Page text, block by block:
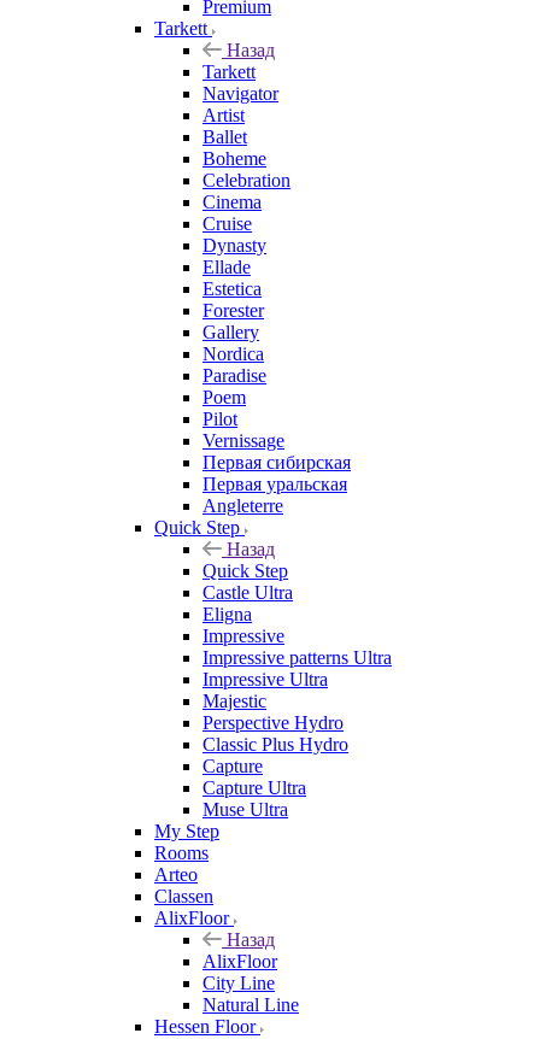
Premium
Tarkett
Назад
Tarkett
Navigator
Artist
Ballet
Boheme
Celebration
Cinema
Cruise
Dynasty
Ellade
Estetica
Forester
Gallery
Nordica
Paradise
Poem
Pilot
Vernissage
Первая сибирская
Первая уральская
Angleterre
Quick Step
Назад
Quick Step
Castle Ultra
Eligna
Impressive
Impressive patterns Ultra
Impressive Ultra
Majestic
Perspective Hydro
Classic Plus Hydro
Capture
Capture Ultra
Muse Ultra
My Step
Rooms
Arteo
Classen
AlixFloor
Назад
AlixFloor
City Line
Natural Line
Hessen Floor